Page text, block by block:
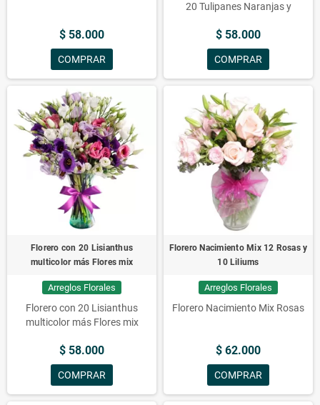
$ 58.000
COMPRAR
20 Tulipanes Naranjas y
Tulipanes Naranjas y Rosadas
Florero con 20 Tulipanes
Naranjas y Rosadas Floreros
con Flores, Rosadas, Flores,
Florero, Tulipanes, Naranjas
Florero con 20 Tulipanes
Naranja
$ 58.000
COMPRAR
Florero con 20 Lisianthus
multicolor más Flores mix
Arreglos Florales
Florero con 20 Lisianthus
multicolor más Flores mix
$ 58.000
COMPRAR
Florero Nacimiento Mix 12 Rosas y
10 Liliums
Arreglos Florales
Florero Nacimiento Mix Rosas
$ 62.000
COMPRAR